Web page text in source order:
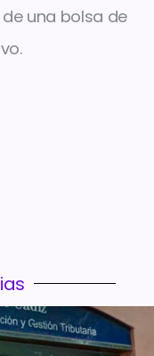
una bolsa de